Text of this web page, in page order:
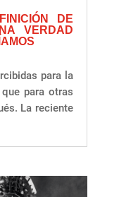
DE
VERDAD
para la
para otras
La reciente